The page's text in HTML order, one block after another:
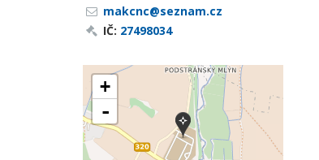
makcnc@seznam.cz
IČ: 27498034
+
-